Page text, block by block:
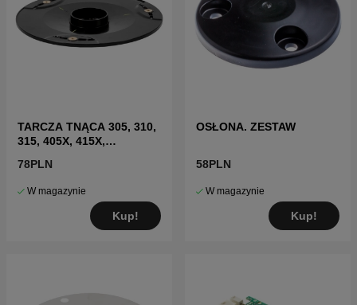
TARCZA TNĄCA 305, 310,
315, 405X, 415X,
78PLN
W magazynie
Kup!
OSŁONA. ZESTAW
58PLN
W magazynie
Kup!